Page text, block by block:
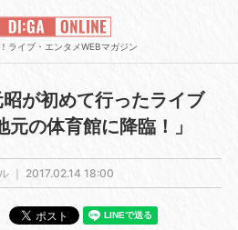
ライブ・エンタメWEBマガジン
が初めて行ったライブ
の体育館に降臨！」
｜ 2017.02.14 18:00